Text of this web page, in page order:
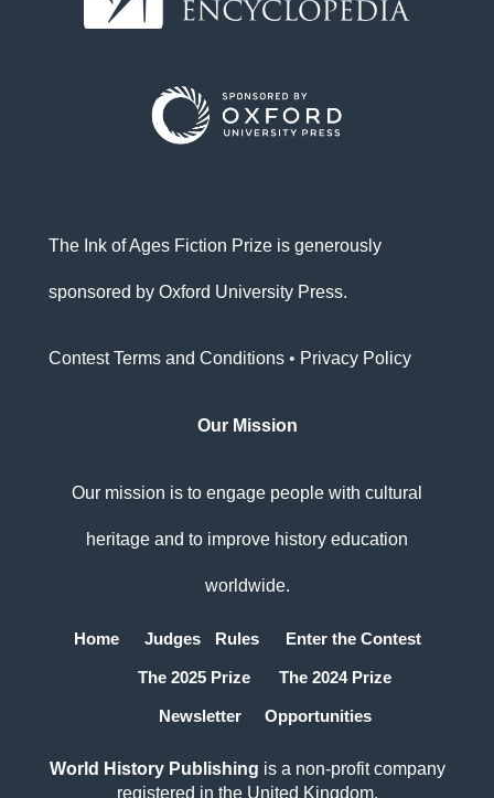
The Ink of Ages Fiction Prize is generously
sponsored by Oxford University Press.
ContestTerms and Conditions • Privacy Policy
Our Mission
Our mission is to engage people with cultural
heritage and to improve history education
worldwide.
Home Judges Rules Enter the Contest
The 2025 Prize The 2024 Prize
Newsletter Opportunities
World History Publishing is a non-profit company
registered in the United Kingdom.